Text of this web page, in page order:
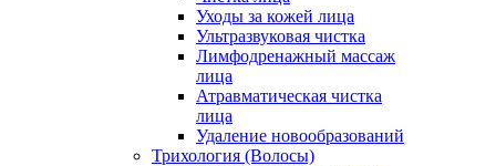
Уходы за кожей лица
Ультразвуковая чистка
Лимфодренажный массаж
лица
Атравматическая чистка
лица
Удаление новообразований
Трихология (Волосы)